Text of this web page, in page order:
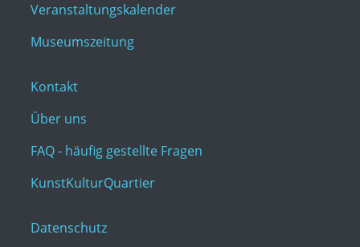
Veranstaltungskalender
Museumszeitung
Kontakt
Über uns
FAQ - häufig gestellte Fragen
KunstKulturQuartier
Datenschutz